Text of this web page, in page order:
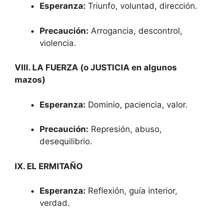
Esperanza: Triunfo, voluntad, dirección.
Precaución: Arrogancia, descontrol,
violencia.
VIII. LA FUERZA (o JUSTICIA en algunos
mazos)
Esperanza: Dominio, paciencia, valor.
Precaución: Represión, abuso,
desequilibrio.
IX. EL ERMITAÑO
Esperanza: Reflexión, guía interior,
verdad.